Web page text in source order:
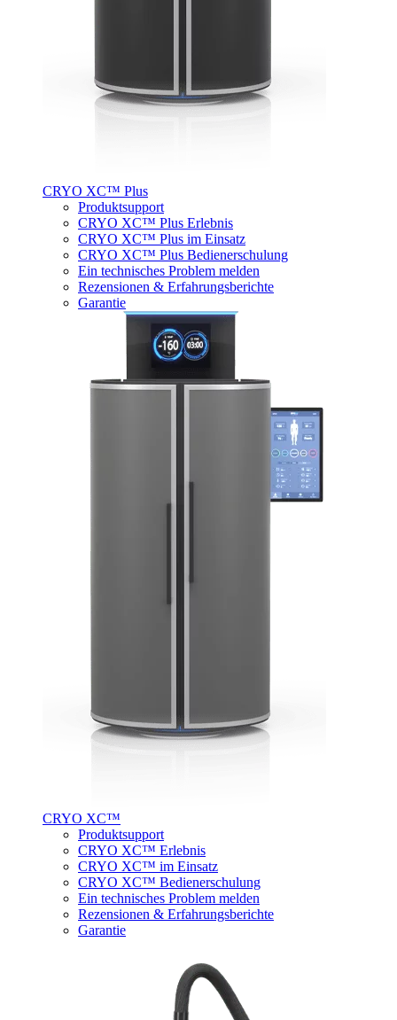
CRYO XC™ Plus
Produktsupport
CRYO XC™ Plus Erlebnis
CRYO XC™ Plus im Einsatz
CRYO XC™ Plus Bedienerschulung
Ein technisches Problem melden
Rezensionen & Erfahrungsberichte
Garantie
CRYO XC™
Produktsupport
CRYO XC™ Erlebnis
CRYO XC™ im Einsatz
CRYO XC™ Bedienerschulung
Ein technisches Problem melden
Rezensionen & Erfahrungsberichte
Garantie